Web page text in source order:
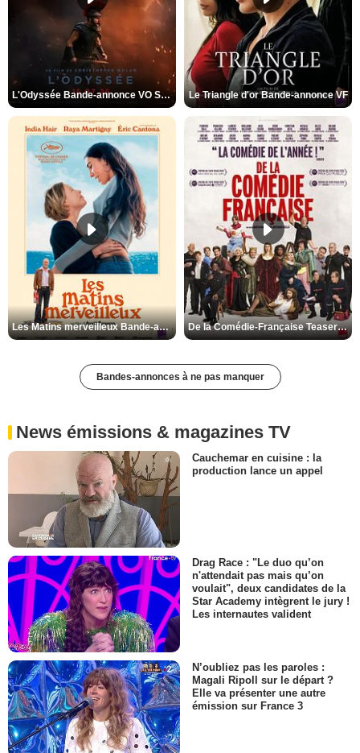
L'Odyssée Bande-annonce VO STFR Le Triangle d'or Bande-annonce VF
Les Matins merveilleux Bande-annonce VF De la Comédie-Française Teaser VF
Bandes-annonces à ne pas manquer
News émissions & magazines TV
Cauchemar en cuisine : la
production lance un appel
Drag Race : "Le duo qu’on
n'attendait pas mais qu’on
voulait", deux candidates de la
Star Academy intègrent le jury !
Les internautes valident
N’oubliez pas les paroles :
Magali Ripoll sur le départ ?
Elle va présenter une autre
émission sur France 3